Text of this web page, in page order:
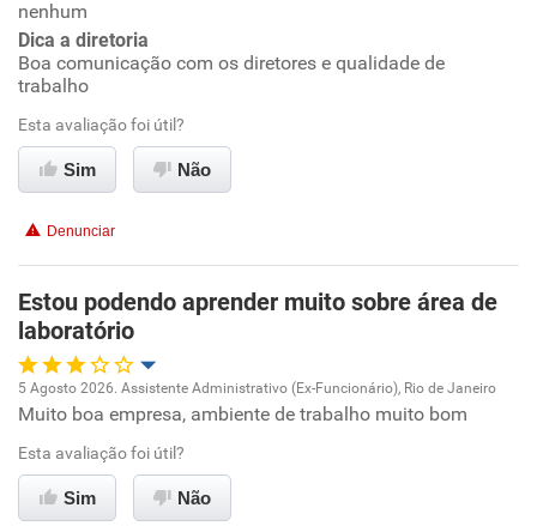
Conciliação com a vida familiar
Benefícios
Recomenda esta empresa
Recomenda a diretoria
nenhum
Dica a diretoria
Boa comunicação com os diretores e qualidade de
trabalho
Esta avaliação foi útil?
Sim Não
Denunciar
Estou podendo aprender muito sobre área de
laboratório
Oportunidade de promoção
Ambiente de trabalho
5 Agosto 2026. Assistente Administrativo (Ex-Funcionário), Rio de Janeiro
Muito boa empresa, ambiente de trabalho muito bom
Esta avaliação foi útil?
Sim Não